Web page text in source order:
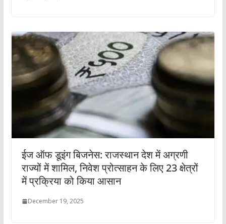
ईज ऑफ डूइंग बिजनेस: राजस्थान देश में अग्रणी
राज्यों में शामिल, निवेश प्रोत्साहन के लिए 23 क्षेत्रों
में प्रक्रिया को किया आसान
December 19, 2025